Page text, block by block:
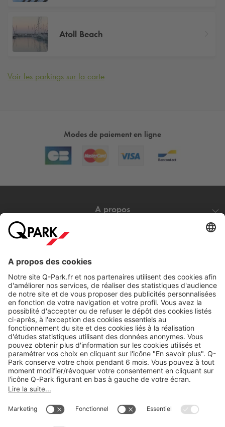
Atoll Beach
Voir les parkings sur la carte
Modes de paiement en ligne
A propos
Nos services
Cookies
Copyright
CGV
Déclaration de confidentialité